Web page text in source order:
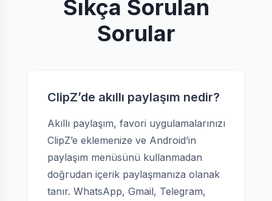
Sıkça Sorulan
Sorular
ClipZ’de akıllı paylaşım nedir?
Akıllı paylaşım, favori uygulamalarınızı
ClipZ’e eklemenize ve Android’in
paylaşım menüsünü kullanmadan
doğrudan içerik paylaşmanıza olanak
tanır. WhatsApp, Gmail, Telegram,